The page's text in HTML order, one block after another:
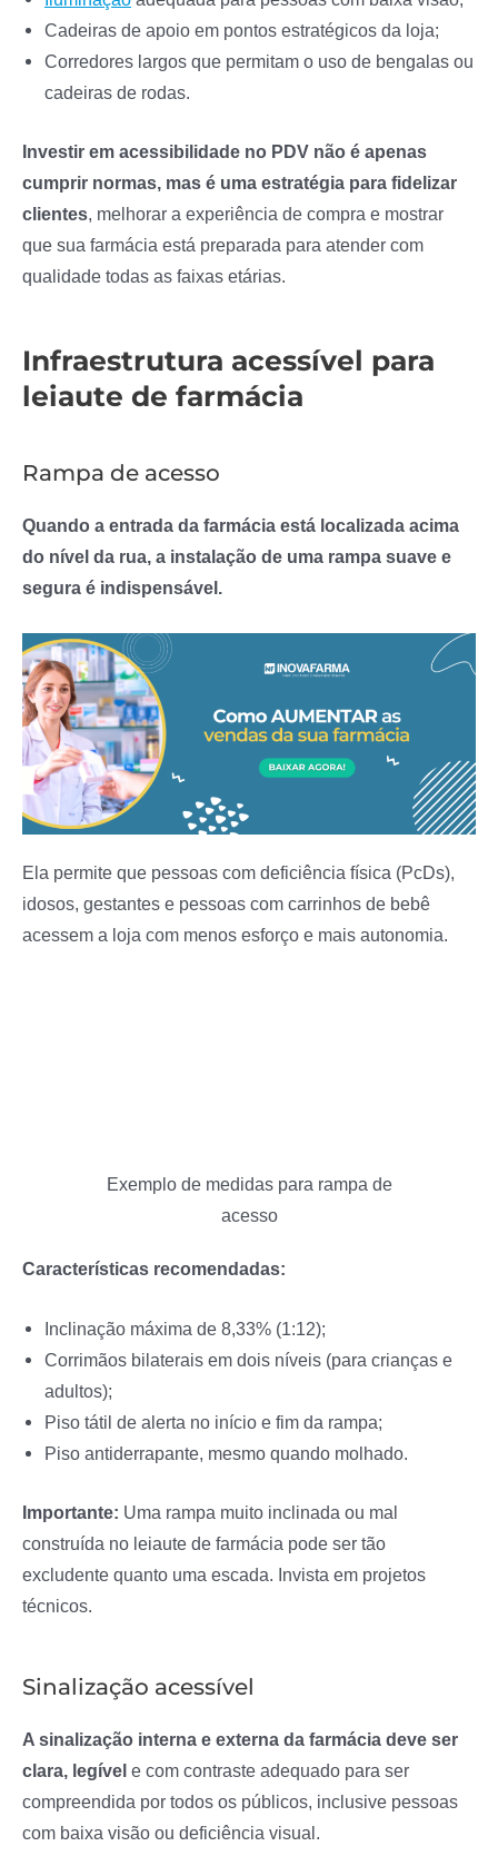
Cadeiras de apoio em pontos estratégicos da loja;
Corredores largos que permitam o uso de bengalas ou
cadeiras de rodas.
Investir em acessibilidade no PDV não é apenas
cumprir normas, mas é uma estratégia para fidelizar
clientes, melhorar a experiência de compra e mostrar
que sua farmácia está preparada para atender com
qualidade todas as faixas etárias.
Infraestrutura acessível para
leiaute de farmácia
Rampa de acesso
Quando a entrada da farmácia está localizada acima
do nível da rua, a instalação de uma rampa suave e
segura é indispensável.
Ela permite que pessoas com deficiência física (PcDs),
idosos, gestantes e pessoas com carrinhos de bebê
acessem a loja com menos esforço e mais autonomia.
Exemplo de medidas para rampa de
acesso
Características recomendadas:
Inclinação máxima de 8,33% (1:12);
Corrimãos bilaterais em dois níveis (para crianças e
adultos);
Piso tátil de alerta no início e fim da rampa;
Piso antiderrapante, mesmo quando molhado.
Importante: Uma rampa muito inclinada ou mal
construída no leiaute de farmácia pode ser tão
excludente quanto uma escada. Invista em projetos
técnicos.
Sinalização acessível
A sinalização interna e externa da farmácia deve ser
clara, legível e com contraste adequado para ser
compreendida por todos os públicos, inclusive pessoas
com baixa visão ou deficiência visual.